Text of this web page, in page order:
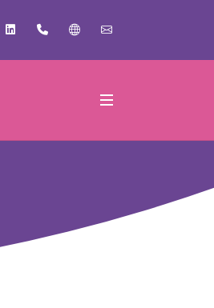
InstagramLinkedin+56 22 2509000
Gobierno de Santiago